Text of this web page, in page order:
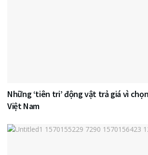
Những ‘tiên tri’ động vật trả giá vì
Việt Nam